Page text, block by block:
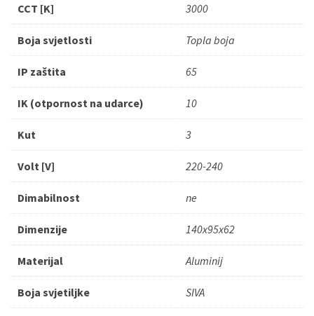
CCT [K] 3000
Boja svjetlosti Topla boja
IP zaštita 65
IK (otpornost na udarce) 10
Kut 3
Volt [V] 220-240
Dimabilnost ne
Dimenzije 140x95x62
Materijal Aluminij
Boja svjetiljke SIVA